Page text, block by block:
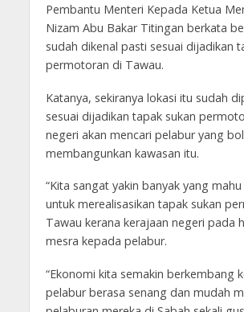
Pembantu Menteri Kepada Ketua
Nizam Abu Bakar Titingan berkata
sudah dikenal pasti sesuai dijadikan
permotoran di Tawau.
Katanya, sekiranya lokasi itu sudah
sesuai dijadikan tapak sukan
negeri akan mencari pelabur yang
membangunkan kawasan itu.
“Kita sangat yakin banyak yang
untuk merealisasikan tapak sukan
Tawau kerana kerajaan negeri pada
mesra kepada pelabur.
“Ekonomi kita semakin berkembang
pelabur berasa senang dan mudah